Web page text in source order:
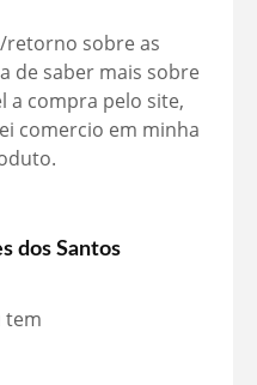
retorno sobre as
de saber mais sobre
a compra pelo site,
comercio em minha
dos Santos
tem